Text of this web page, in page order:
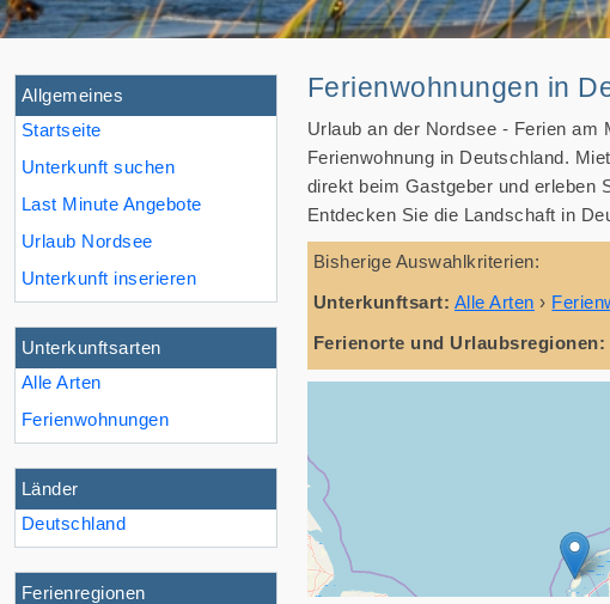
Allgemeines
Startseite
Unterkunft suchen
Last Minute Angebote
Urlaub Nordsee
Unterkunft inserieren
Unterkunftsarten
Alle Arten
Ferienwohnungen
Länder
Deutschland
Ferienregionen
Ferienwohnungen in
Urlaub an der Nordsee - Ferien am
Ferienwohnung in Deutschland.
direkt beim Gastgeber und erleben
Entdecken Sie die Landschaft in
Bisherige Auswahlkriterien:
Unterkunftsart: Alle Arten ›
Ferienorte und Urlaubsregionen: